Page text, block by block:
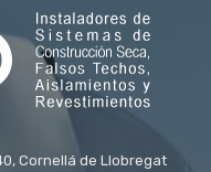
de Llobregat